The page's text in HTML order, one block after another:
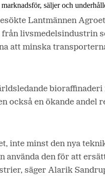
säljer och
Lantmännen
livsmedelsindustrin
att minska
också en ökande
inte minst den nya
den för att
säger Alarik